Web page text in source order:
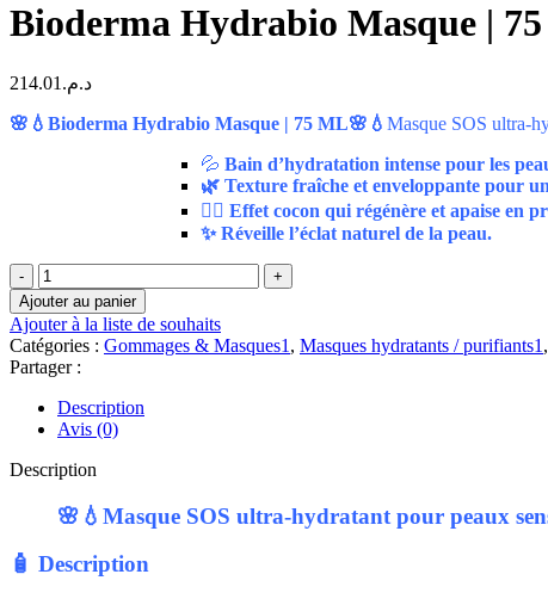
Bioderma Hydrabio Masque |
د.م. 214.01
🌸💧Bioderma Hydrabio Masque | 75 ML🌸💧 Masque SOS ultra-
💦 Bain d’hydratation intense pour les
🌿 Texture fraîche et enveloppante pour
🧖‍♀️ Effet cocon qui régénère et apaise en
✨ Réveille l’éclat naturel de la peau.
quantité
de
Bioderma
Hydrabio
Masque
|
75
ML
Ajouter au panier
Ajouter à la liste de souhaits
Catégories : Gommages & Masques1 , Masques hydratants / purifiants1 ,
Partager :
Description
Avis (0)
Description
🌸💧Masque SOS ultra-hydratant pour peaux
🧴 Description